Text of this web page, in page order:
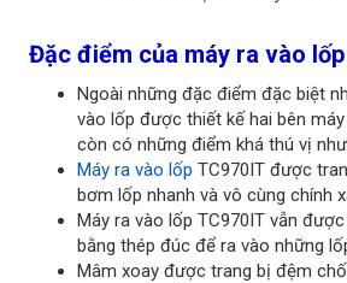
Đặc điểm của máy ra vào
Ngoài những đặc điểm đặc biệt
vào lốp được thiết kế hai bên
còn có những điểm khá thú vị
Máy ra vào lốp TC970IT được
bơm lốp nhanh và vô cùng chính
Máy ra vào lốp TC970IT vẫn
bằng thép đúc để ra vào những
Mâm xoay được trang bị đệm